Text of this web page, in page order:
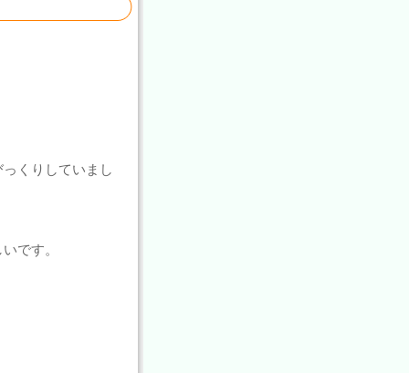
くりしていまし
です。